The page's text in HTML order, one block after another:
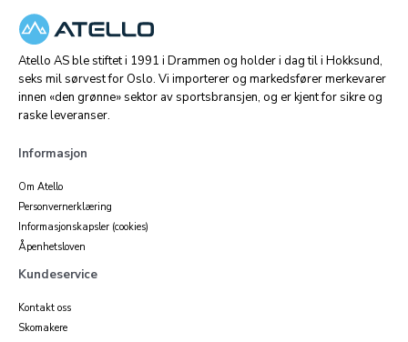
Atello AS ble stiftet i 1991 i Drammen og holder i dag til i Hokksund,
seks mil sørvest for Oslo. Vi importerer og markedsfører merkevarer
innen «den grønne» sektor av sportsbransjen, og er kjent for sikre og
raske leveranser.
Informasjon
Om Atello
Personvernerklæring
Informasjonskapsler (cookies)
Åpenhetsloven
Kundeservice
Kontakt oss
Skomakere